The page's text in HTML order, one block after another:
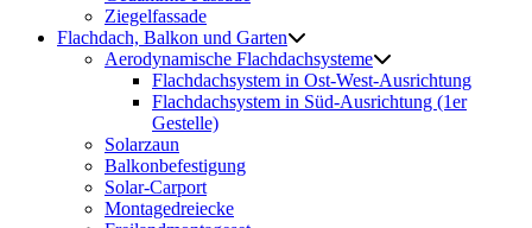
Ziegelfassade
Flachdach, Balkon und Garten
Aerodynamische Flachdachsysteme
Flachdachsystem in Ost-West-Ausrichtung
Flachdachsystem in Süd-Ausrichtung (1er
Gestelle)
Solarzaun
Balkonbefestigung
Solar-Carport
Montagedreiecke